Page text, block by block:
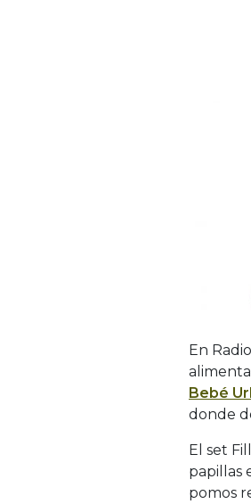
En
Bebé
donde
El set
papillas
pomos